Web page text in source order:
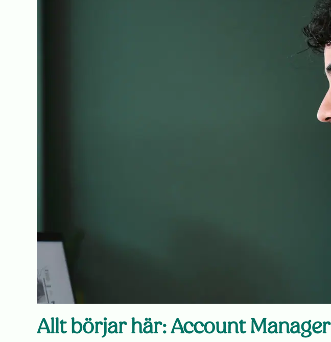
Allt börjar här: Account Manager